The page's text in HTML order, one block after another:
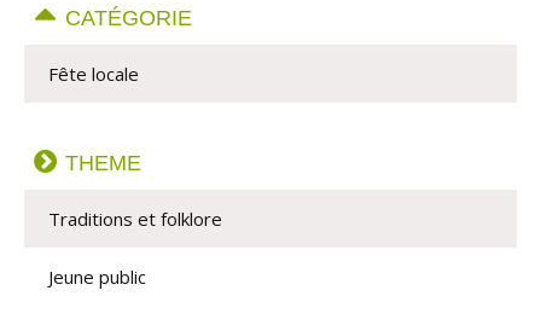
CATÉGORIE
Fête locale
THEME
Traditions et folklore
Jeune public